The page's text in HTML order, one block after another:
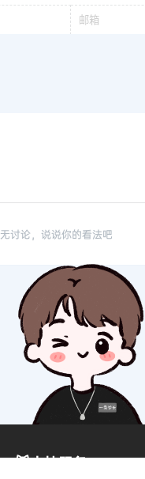
讨论，说说你的看法吧
😽支持服务